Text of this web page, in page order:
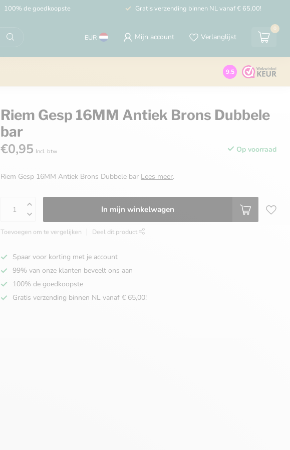
100% de goedkoopste Gratis verzending binnen NL vanaf € 65,00!
EUR Mijn account Verlanglijst
0
9.5
Riem Gesp 16MM Antiek Brons Dubbele
bar
€0,95 Incl. btw Op voorraad
Riem Gesp 16MM Antiek Brons Dubbele bar Lees meer.
In mijn winkelwagen
Toevoegen om te vergelijken Deel dit product
Spaar voor korting met je account
99% van onze klanten beveelt ons aan
100% de goedkoopste
Gratis verzending binnen NL vanaf € 65,00!